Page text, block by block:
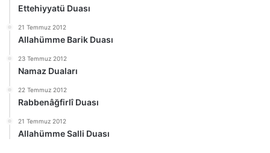
Ettehiyyatü Duası
21 Temmuz 2012
Allahümme Barik Duası
23 Temmuz 2012
Namaz Duaları
22 Temmuz 2012
Rabbenâğfirlî Duası
21 Temmuz 2012
Allahümme Salli Duası